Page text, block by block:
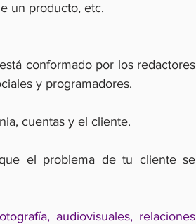
un producto, etc.
conformado por los redactores
y programadores.
cuentas y el cliente.
el problema de tu cliente se
audiovisuales, relaciones